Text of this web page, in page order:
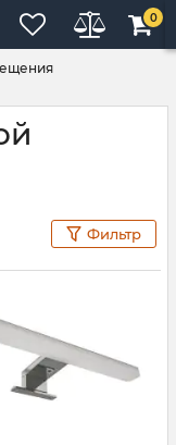
0
Фильтр